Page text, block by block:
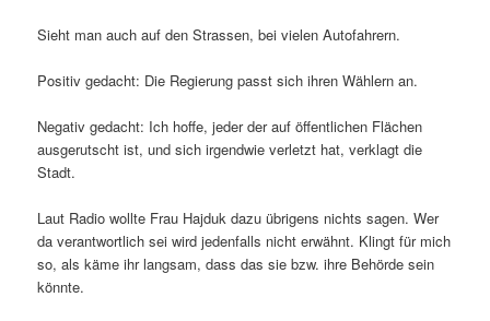
Sieht man auch auf den Strassen, bei vielen Autofahrern.
Positiv gedacht: Die Regierung passt sich ihren Wählern an.
Negativ gedacht: Ich hoffe, jeder der auf öffentlichen Flächen
ausgerutscht ist, und sich irgendwie verletzt hat, verklagt die
Stadt.
Laut Radio wollte Frau Hajduk dazu übrigens nichts sagen. Wer
da verantwortlich sei wird jedenfalls nicht erwähnt. Klingt für mich
so, als käme ihr langsam, dass das sie bzw. ihre Behörde sein
könnte.